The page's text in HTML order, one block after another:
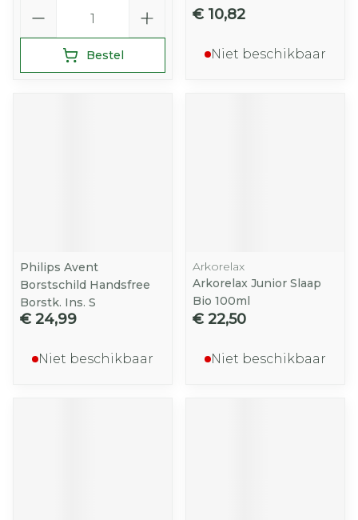
Bestel
€ 10,82
Niet beschikbaar
Philips Avent
Borstschild Handsfree
Borstk. Ins. S
€ 24,99
Niet beschikbaar
Arkorelax
Arkorelax Junior Slaap
Bio 100ml
€ 22,50
Niet beschikbaar